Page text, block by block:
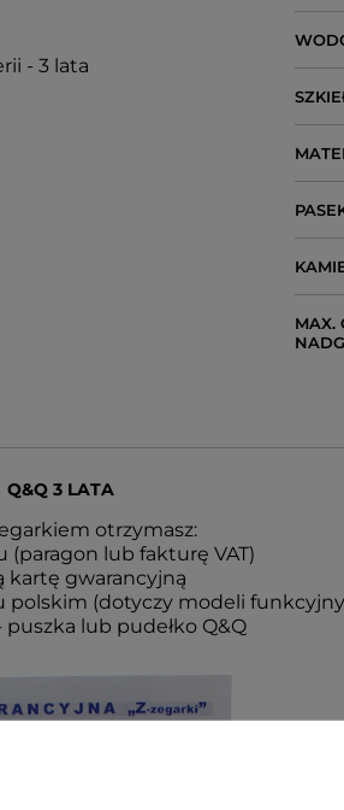
- 3 lata
MAX.
Q&Q 3 LATA
otrzymasz:
(paragon lub fakturę VAT)
kartę gwarancyjną
polskim (dotyczy modeli
lub pudełko Q&Q